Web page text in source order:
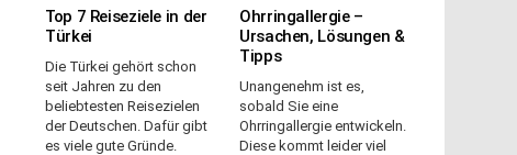
Top 7 Reiseziele in der
Türkei
Die Türkei gehört schon
seit Jahren zu den
beliebtesten Reisezielen
der Deutschen. Dafür gibt
es viele gute Gründe.
Ohrringallergie –
Ursachen, Lösungen &
Tipps
Unangenehm ist es,
sobald Sie eine
Ohrringallergie entwickeln.
Diese kommt leider viel